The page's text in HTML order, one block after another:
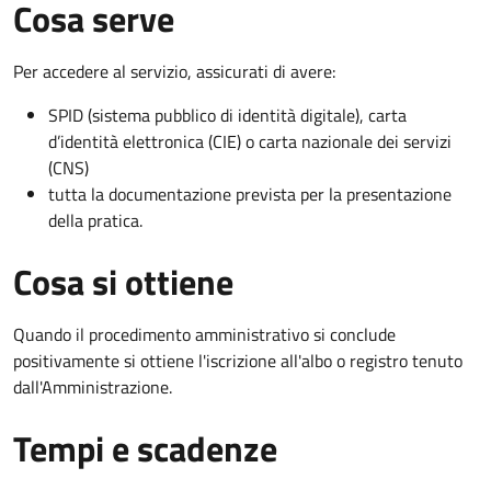
Cosa serve
Per accedere al servizio, assicurati di avere:
SPID (sistema pubblico di identità digitale), carta
d’identità elettronica (CIE) o carta nazionale dei servizi
(CNS)
tutta la documentazione prevista per la presentazione
della pratica.
Cosa si ottiene
Quando il procedimento amministrativo si conclude
positivamente si ottiene l'iscrizione all'albo o registro tenuto
dall'Amministrazione.
Tempi e scadenze